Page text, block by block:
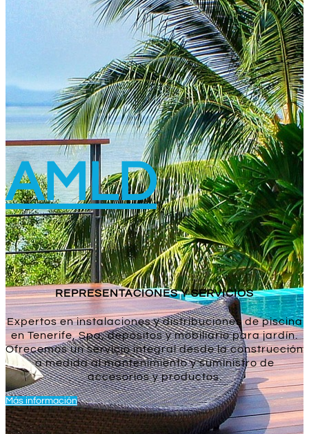
AMLD
REPRESENTACIONES Y SERVICIOS
Expertos en instalaciones y distribuciones de piscina
en Tenerife, Spa, depósitos y mobiliario para jardín.
Ofrecemos un servicio integral desde la construcción
a medida al mantenimiento y suministro de
accesorios y productos.
Más información